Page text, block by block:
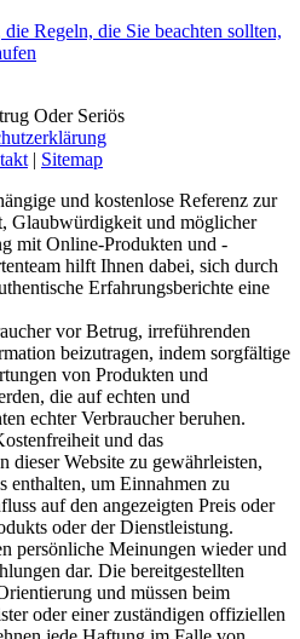
Regeln, die Sie beachten sollten,
Oder Seriös
| Sitemap
und kostenlose Referenz zur
Glaubwürdigkeit und möglicher
mit Online-Produkten und -
hilft Ihnen dabei, sich durch
Erfahrungsberichte eine
vor Betrug, irreführenden
beizutragen, indem sorgfältige
von Produkten und
die auf echten und
echter Verbraucher beruhen.
und das
dieser Website zu gewährleisten,
um Einnahmen zu
auf den angezeigten Preis oder
oder der Dienstleistung.
persönliche Meinungen wieder und
dar. Die bereitgestellten
und müssen beim
oder einer zuständigen offiziellen